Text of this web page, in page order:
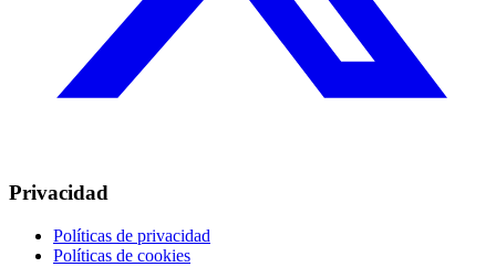
Privacidad
Políticas de privacidad
Políticas de cookies